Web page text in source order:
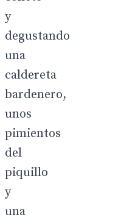
y
degustando
una
caldereta
bardenero,
unos
pimientos
del
piquillo
y
una